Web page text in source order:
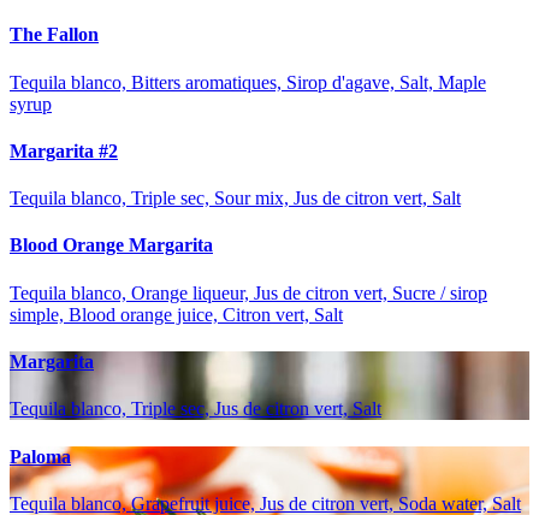
The Fallon
Tequila blanco, Bitters aromatiques, Sirop d'agave, Salt, Maple
syrup
Margarita #2
Tequila blanco, Triple sec, Sour mix, Jus de citron vert, Salt
Blood Orange Margarita
Tequila blanco, Orange liqueur, Jus de citron vert, Sucre / sirop
simple, Blood orange juice, Citron vert, Salt
Margarita
Tequila blanco, Triple sec, Jus de citron vert, Salt
Paloma
Tequila blanco, Grapefruit juice, Jus de citron vert, Soda water, Salt